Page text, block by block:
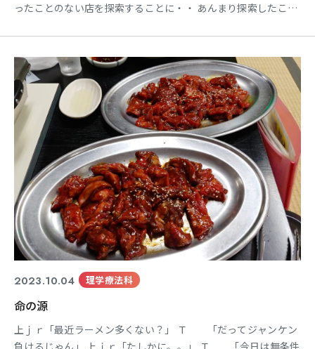
ったことのない店を探索することに・・ あんまり探索したこと
な。 あんまり並んでる店は並びがキツイのでパス。 少しだけ並
んでて、活気がある店にＧＯ＾＾ 並ぶこと２０分。やっ
2023.10.04 理学療法科
命の源
上ｊｒ「最近ラーメン多くない？」 Ｔ 「だってジャンケン
負けるじゃん」 上ｊｒ「たしかに。。」 Ｔ 「今日は無条件